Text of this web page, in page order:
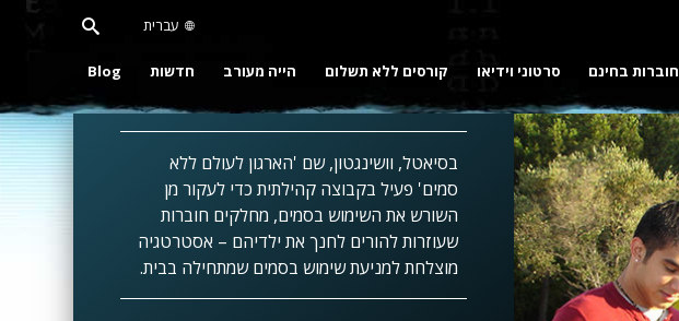
עברית
חוברות בחינם סרטוני וידיאו קורסים ללא תשלום הייה מעורב חדשות Blog
בסיאטל, וושינגטון, שם 'הארגון לעולם ללא
סמים' פעיל בקבוצה קהילתית כדי לעקור מן
השורש את השימוש בסמים, מחלקים חוברות
שעוזרות להורים לחנך את ילדיהם – אסטרטגיה
מוצלחת למניעת שימוש בסמים שמתחילה בבית.